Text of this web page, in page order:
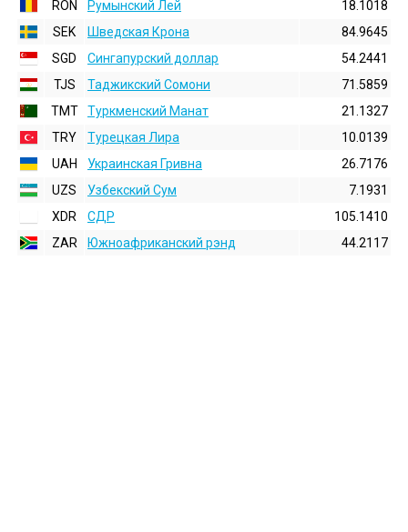
RON
Румынский Лей
18.1018
SEK
Шведская Крона
84.9645
SGD
Сингапурский доллар
54.2441
TJS
Таджикский Сомони
71.5859
TMT
Туркменский Манат
21.1327
TRY
Турецкая Лира
10.0139
UAH
Украинская Гривна
26.7176
UZS
Узбекский Сум
7.1931
XDR
СДР
105.1410
ZAR
Южноафриканский рэнд 44.2117